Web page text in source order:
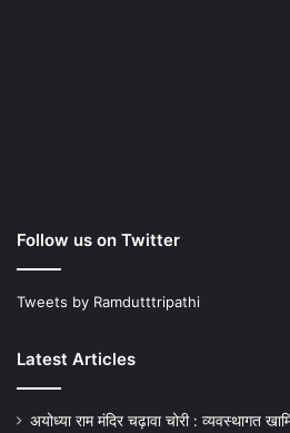
Follow us on Twitter
Tweets by Ramdutttripathi
Latest Articles
अयोध्या राम मंदिर चढ़ावा चोरी : व्यवस्थागत